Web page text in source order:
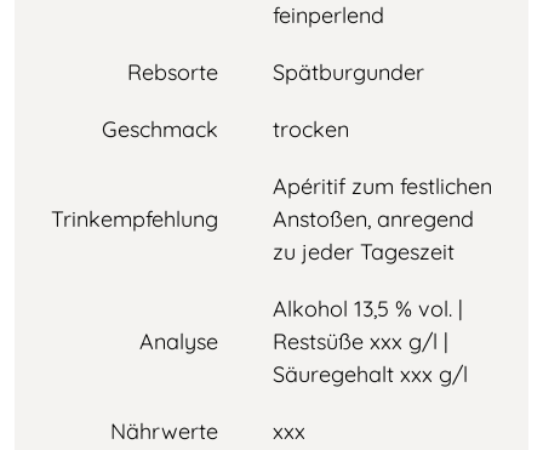
feinperlend
Rebsorte Spätburgunder
Geschmack trocken
Trinkempfehlung
Apéritif zum festlichen
Anstoßen, anregend
zu jeder Tageszeit
Analyse
Alkohol 13,5 % vol. |
Restsüße xxx g/l |
Säuregehalt xxx g/l
Nährwerte xxx